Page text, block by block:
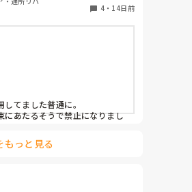
前なのでしょうか。少し気に
ろでのオムツ外し対策もあわ
4・ 14日前
てました普通に。
にあたるそうで禁止になりまし
ついじりのある方はガッツリ介
もっと見る